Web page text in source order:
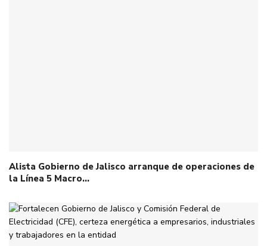
Alista Gobierno de Jalisco arranque de operaciones de
la Línea 5 Macro…